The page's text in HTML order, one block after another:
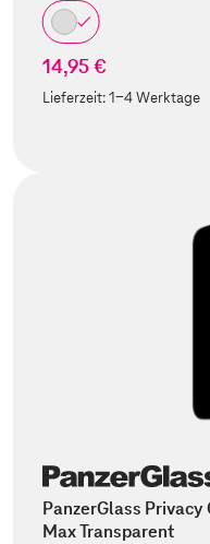
14,95 €
Lieferzeit:1-4 Werktage
PanzerGlass Privacy
Max Transparent